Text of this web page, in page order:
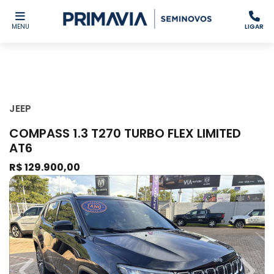
MENU LIGAR
JEEP
COMPASS 1.3 T270 TURBO FLEX LIMITED
AT6
R$ 129.900,00